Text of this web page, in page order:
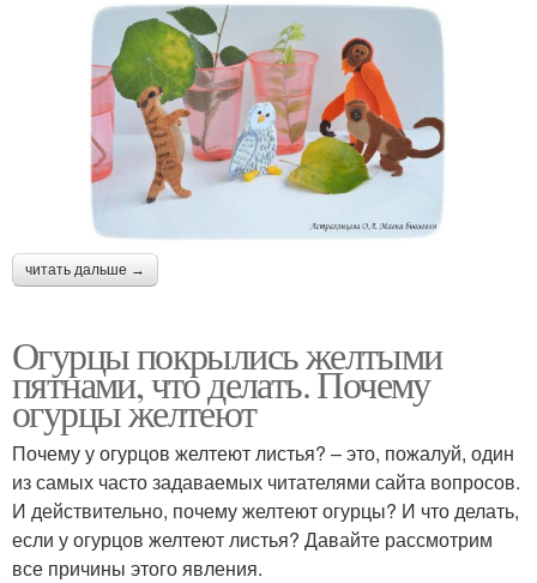
читать дальше →
Огурцы покрылись желтыми
пятнами, что делать. Почему
огурцы желтеют
Почему у огурцов желтеют листья? – это, пожалуй, один
из самых часто задаваемых читателями сайта вопросов.
И действительно, почему желтеют огурцы? И что делать,
если у огурцов желтеют листья? Давайте рассмотрим
все причины этого явления.